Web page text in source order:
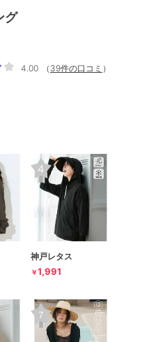
グ
4.00
（ 39件の口コミ ）
神戸レタス
￥1,991